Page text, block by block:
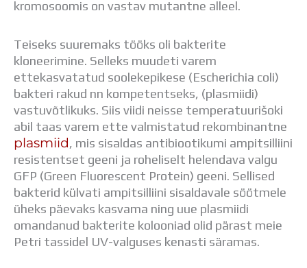
Vilistlastele
Virtuaaltuur
Õpilasesindus
Kontaktid
Tööpakkumised
kromosoomis on vastav mutantne alleel.
Teiseks suuremaks tööks oli bakterite
kloneerimine. Selleks muudeti varem
ettekasvatatud soolekepikese (Escherichia coli)
bakteri rakud nn kompetentseks, (plasmiidi)
vastuvõtlikuks. Siis viidi neisse temperatuurišoki
abil taas varem ette valmistatud rekombinantne
plasmiid, mis sisaldas antibiootikumi ampitsilliini
resistentset geeni ja roheliselt helendava valgu
GFP (Green Fluorescent Protein) geeni. Sellised
bakterid külvati ampitsilliini sisaldavale söötmele
üheks päevaks kasvama ning uue plasmiidi
omandanud bakterite kolooniad olid pärast meie
Petri tassidel UV-valguses kenasti säramas.